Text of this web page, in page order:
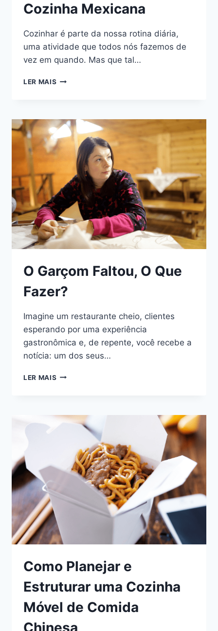
Cozinha Mexicana
Cozinhar é parte da nossa rotina diária,
uma atividade que todos nós fazemos de
vez em quando. Mas que tal…
LER MAIS
O Garçom Faltou, O Que
Fazer?
Imagine um restaurante cheio, clientes
esperando por uma experiência
gastronômica e, de repente, você recebe a
notícia: um dos seus…
LER MAIS
Como Planejar e
Estruturar uma Cozinha
Móvel de Comida